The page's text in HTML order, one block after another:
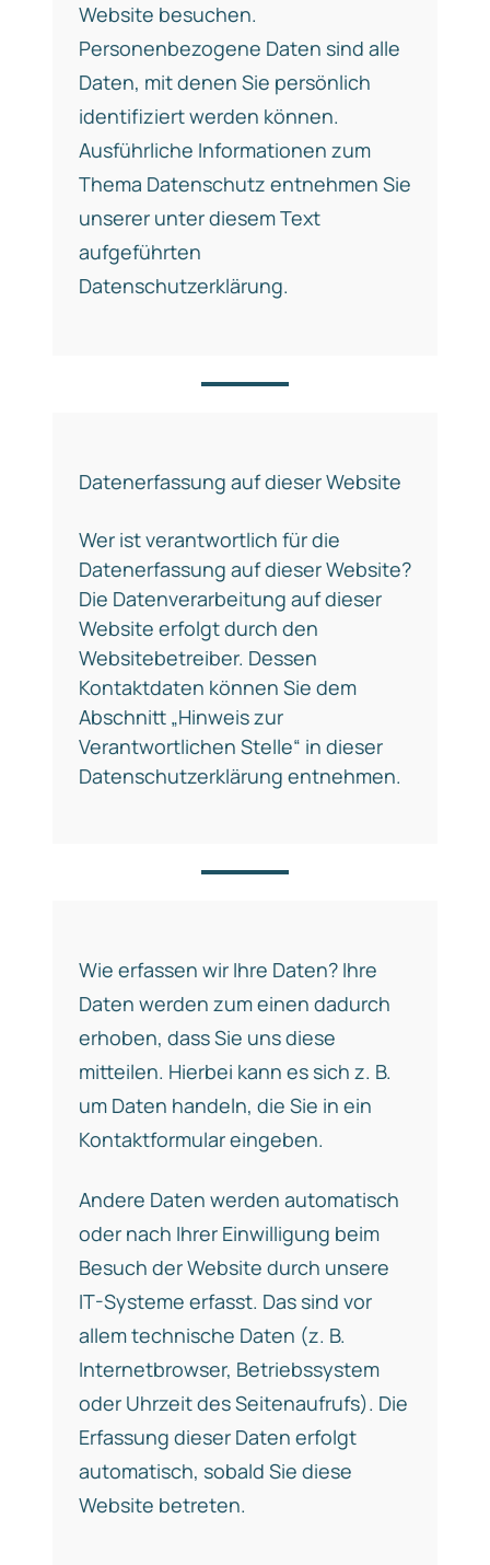
Website besuchen.
Personenbezogene Daten sind alle
Daten, mit denen Sie persönlich
identifiziert werden können.
Ausführliche Informationen zum
Thema Datenschutz entnehmen Sie
unserer unter diesem Text
aufgeführten
Datenschutzerklärung.
Datenerfassung auf dieser Website
Wer ist verantwortlich für die
Datenerfassung auf dieser Website?
Die Datenverarbeitung auf dieser
Website erfolgt durch den
Websitebetreiber. Dessen
Kontaktdaten können Sie dem
Abschnitt „Hinweis zur
Verantwortlichen Stelle“ in dieser
Datenschutzerklärung entnehmen.
Wie erfassen wir Ihre Daten? Ihre
Daten werden zum einen dadurch
erhoben, dass Sie uns diese
mitteilen. Hierbei kann es sich z. B.
um Daten handeln, die Sie in ein
Kontaktformular eingeben.
Andere Daten werden automatisch
oder nach Ihrer Einwilligung beim
Besuch der Website durch unsere
IT-Systeme erfasst. Das sind vor
allem technische Daten (z. B.
Internetbrowser, Betriebssystem
oder Uhrzeit des Seitenaufrufs). Die
Erfassung dieser Daten erfolgt
automatisch, sobald Sie diese
Website betreten.